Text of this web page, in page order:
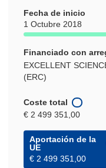
Fecha de inicio
1 Octubre 2018
Financiado con
EXCELLENT
(ERC)
Coste total
€ 2 499 351,00
Aportación de la
UE
€ 2 499 351,00